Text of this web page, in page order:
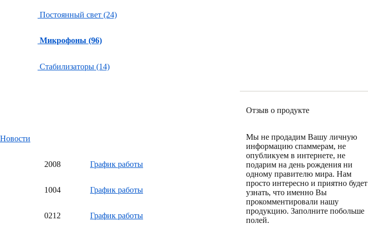
Постоянный свет (24)
Микрофоны (96)
Стабилизаторы (14)
Новости
2008 График работы
1004 График работы
0212 График работы
Отзыв о продукте
Мы не продадим Вашу личную
информацию спаммерам, не
опубликуем в интернете, не
подарим на день рождения ни
одному правителю мира. Нам
просто интересно и приятно будет
узнать, что именно Вы
прокомментировали нашу
продукцию. Заполните побольше
полей.